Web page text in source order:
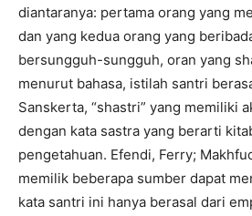
diantaranya: pertama orang yang
dan yang kedua orang yang
bersungguh-sungguh, oran yang
menurut bahasa, istilah santri
Sanskerta, “shastri” yang memiliki
dengan kata sastra yang berarti
pengetahuan. Efendi, Ferry;
memilik beberapa sumber dapat
kata santri ini hanya berasal dari